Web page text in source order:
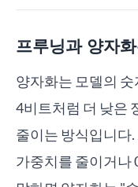
프루닝과 양자
양자화는 모델의
4비트처럼 더 낮은
줄이는 방식입니다
가중치를 줄이거나